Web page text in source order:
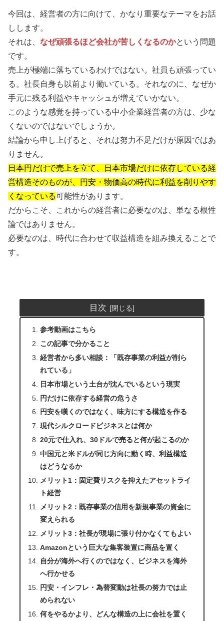
今回は、経営者の方に向けて、かなり重要なテーマをお話
しします。
それは、 なぜ頑張るほど会社が苦しくなるのかという問題
です。
売上が極端に落ちているわけではない。社員も頑張ってい
る。社長自身も以前より働いている。それなのに、なぜか
手元に残る利益やキャッシュが増えていかない。
このような感覚を持っている中小企業経営者の方は、少な
くないのではないでしょうか。
結論から申し上げると、それは努力不足だけが原因ではあ
りません。
日本円だけで売上を立て、日本市場だけに依存している経
営構造そのものが、円安・物価高の時代に利益を削りやす
くなっている可能性があります。
だからこそ、これからの経営者に必要なのは、単なる根性
論ではありません。
必要なのは、時代に合わせて収益構造を組み換えることで
す。
目次
参考動画はこちら
この記事で分かること
経営者から多い相談：「既存事業の利益が削ら
れている」
日本市場という土台が沈んでいるという現実
円だけに依存する経営の危うさ
円安を嘆くのではなく、味方にする構造を作る
現代シルクロードビジネスとは何か
20元で仕入れ、30ドルで売ると何が起こるのか
中国元と米ドルが同じ方向に動く時、利益構造
はどうなるか
メリット1：固定費リスクを抑えたアセットライ
ト経営
メリット2：既存事業の信用を新規事業の資金に
変えられる
メリット3：社長が現場に張り付かなくてもよい
Amazonという巨大な集客装置に商品を置く
自分が海外へ行くのではなく、ビジネスを海外
へ行かせる
円安・インフレ・為替変動は社長の努力では止
められない
何をやるかより、どんな構造の上に会社を置く